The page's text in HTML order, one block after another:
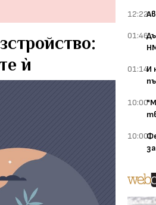
ѝ
12:22
01:46
01:14И
10:00
10:00